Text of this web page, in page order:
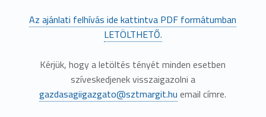
Az ajánlati felhívás ide kattintva PDF formátumban
LETÖLTHETŐ.
Kérjük, hogy a letöltés tényét minden esetben
szíveskedjenek visszaigazolni a
gazdasagiigazgato@sztmargit.hu email címre.